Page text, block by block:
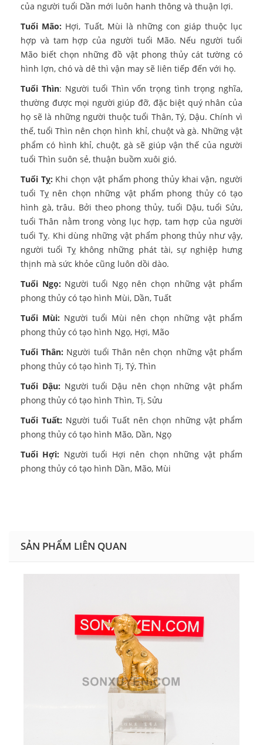
của người tuổi Dần mới luôn hanh thông và thuận lợi.
Tuổi Mão: Hợi, Tuất, Mùi là những con giáp thuộc lục
hợp và tam hợp của người tuổi Mão. Nếu người tuổi
Mão biết chọn những đồ vật phong thủy cát tường có
hình lợn, chó và dê thì vận may sẽ liên tiếp đến với họ.
Tuổi Thìn: Người tuổi Thìn vốn trọng tình trọng nghĩa,
thường được mọi người giúp đỡ, đặc biệt quý nhân của
họ sẽ là những người thuộc tuổi Thân, Tý, Dậu. Chính vì
thế, tuổi Thìn nên chọn hình khỉ, chuột và gà. Những vật
phẩm có hình khỉ, chuột, gà sẽ giúp vận thế của người
tuổi Thìn suôn sẻ, thuận buồm xuôi gió.
Tuổi Tỵ: Khi chọn vật phẩm phong thủy khai vận, người
tuổi Tỵ nên chọn những vật phẩm phong thủy có tạo
hình gà, trâu. Bởi theo phong thủy, tuổi Dậu, tuổi Sửu,
tuổi Thân nằm trong vòng lục hợp, tam hợp của người
tuổi Tỵ. Khi dùng những vật phẩm phong thủy như vậy,
người tuổi Tỵ không những phát tài, sự nghiệp hưng
thịnh mà sức khỏe cũng luôn dồi dào.
Tuổi Ngọ: Người tuổi Ngọ nên chọn những vật phẩm
phong thủy có tạo hình Mùi, Dần, Tuất
Tuổi Mùi: Người tuổi Mùi nên chọn những vật phẩm
phong thủy có tạo hình Ngọ, Hợi, Mão
Tuổi Thân: Người tuổi Thân nên chọn những vật phẩm
phong thủy có tạo hình Tị, Tý, Thìn
Tuổi Dậu: Người tuổi Dậu nên chọn những vật phẩm
phong thủy có tạo hình Thìn, Tị, Sửu
Tuổi Tuất: Người tuổi Tuất nên chọn những vật phẩm
phong thủy có tạo hình Mão, Dần, Ngọ
Tuổi Hợi: Người tuổi Hợi nên chọn những vật phẩm
phong thủy có tạo hình Dần, Mão, Mùi
SẢN PHẨM LIÊN QUAN